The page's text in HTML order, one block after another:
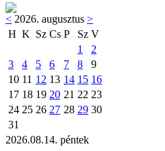
< 2026. augusztus >
H K Sz Cs P Sz V
1
2
3
4 5 6 7 8
9
10 11 12 13 14 15 16
17 18 19 20 21 22 23
24 25 26 27 28 29 30
31
2026.08.14. péntek